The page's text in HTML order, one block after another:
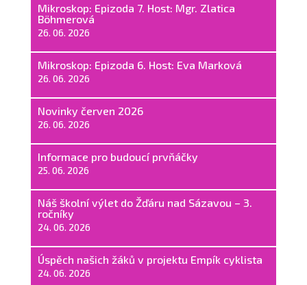
Mikroskop: Epizoda 7. Host: Mgr. Zlatica
Böhmerová
26. 06. 2026
Mikroskop: Epizoda 6. Host: Eva Marková
26. 06. 2026
Novinky červen 2026
26. 06. 2026
Informace pro budoucí prvňáčky
25. 06. 2026
Náš školní výlet do Žďáru nad Sázavou – 3.
ročníky
24. 06. 2026
Úspěch našich žáků v projektu Empík cyklista
24. 06. 2026